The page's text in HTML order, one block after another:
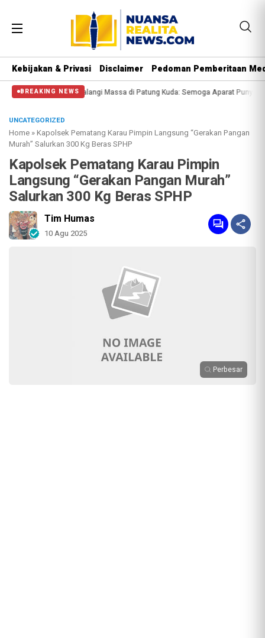
Kebijakan & Privasi Disclaimer Pedoman Pemberitaan
BREAKING NEWS
Polisi Halangi Massa di Patung Kuda: Semoga Aparat Punya Hati Nurani
UNCATEGORIZED
Home »Kapolsek Pematang Karau Pimpin Langsung “Gerakan Pangan
Murah” Salurkan 300 Kg Beras SPHP
Kapolsek Pematang Karau Pimpin
Langsung “Gerakan Pangan Murah”
Salurkan 300 Kg Beras SPHP
Tim Humas
10 Agu 2025
Perbesar